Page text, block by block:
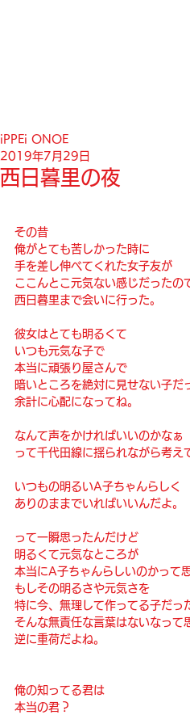
西日暮里の夜
iPPEi ONOE
2019年7月29日
その昔
俺がとても苦しかった時に
手を差し伸べてくれた女子友が
ここんとこ元気ない感じだったの
西日暮里まで会いに行った。
彼女はとても明るくて
いつも元気な子で
本当に頑張り屋さんで
暗いところを絶対に見せない子だ
余計に心配になってね。
なんて声をかければいいのかなぁ
って千代田線に揺られながら考え
いつもの明るいA子ちゃんらしく
ありのままでいればいいんだよ。
って一瞬思ったんだけど
明るくて元気なところが
本当にA子ちゃんらしいのかって
もしその明るさや元気さを
特に今、無理して作ってる子だっ
そんな無責任な言葉はないなって
逆に重荷だよね。
俺の知ってる君は
本当の君？